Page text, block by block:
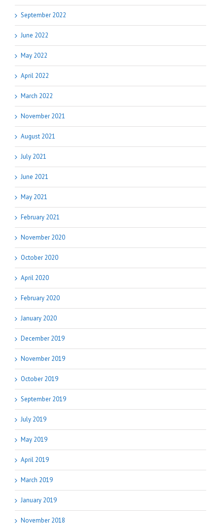
September 2022
June 2022
May 2022
April 2022
March 2022
November 2021
August 2021
July 2021
June 2021
May 2021
February 2021
November 2020
October 2020
April 2020
February 2020
January 2020
December 2019
November 2019
October 2019
September 2019
July 2019
May 2019
April 2019
March 2019
January 2019
November 2018